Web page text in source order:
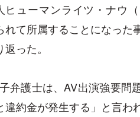
ューマンライツ・ナウ
て所属することになった
った。
弁護士は、AV出演強要問
約金が発生する」と言わ